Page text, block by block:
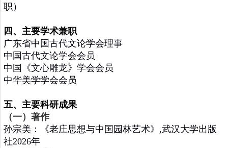
职）
四、主要学术兼职
广东省中国古代文论学会理事
中国古代文论学会会员
中国《文心雕龙》学会会员
中华美学学会会员
五、主要科研成果
（一）著作
孙宗美：《老庄思想与中国园林艺术》,武汉大学出版
社2026年